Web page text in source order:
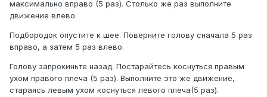
максимально вправо (5 раз). Столько же раз выполните
движение влево.
Подбородок опустите к шее. Поверните голову сначала 5 раз
вправо, а затем 5 раз влево.
Голову запрокиньте назад. Постарайтесь коснуться правым
ухом правого плеча (5 раз). Выполните это же движение,
стараясь левым ухом коснуться левого плеча(5 раз).